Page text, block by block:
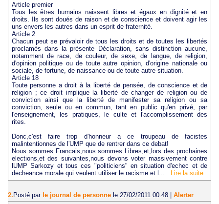
Article premier
Tous les êtres humains naissent libres et égaux en dignité et en
droits. Ils sont doués de raison et de conscience et doivent agir les
uns envers les autres dans un esprit de fraternité.
Article 2
Chacun peut se prévaloir de tous les droits et de toutes les libertés
proclamés dans la présente Déclaration, sans distinction aucune,
notamment de race, de couleur, de sexe, de langue, de religion,
d'opinion politique ou de toute autre opinion, d'origine nationale ou
sociale, de fortune, de naissance ou de toute autre situation.
Article 18
Toute personne a droit à la liberté de pensée, de conscience et de
religion ; ce droit implique la liberté de changer de religion ou de
conviction ainsi que la liberté de manifester sa religion ou sa
conviction, seule ou en commun, tant en public qu'en privé, par
l'enseignement, les pratiques, le culte et l'accomplissement des
rites.
Donc,c'est faire trop d'honneur a ce troupeau de facistes
malintentionnes de l'UMP que de rentrer dans ce debat!
Nous sommes Francais,nous sommes Libres,et,lors des prochaines
elections,et des suivantes,nous devons voter massivement contre
lUMP Sarkozy et tous ces "politiciens" en situation d'echec et de
decheance morale qui veulent utiliser le racisme et l...
Lire la suite
2.Posté par le journal de personne le 27/02/2011 00:48 | Alerter